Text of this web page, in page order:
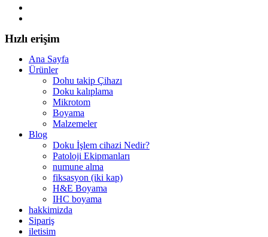
Hızlı erişim
Ana Sayfa
Ürünler
Dohu takip Çihazı
Doku kalıplama
Mikrotom
Boyama
Malzemeler
Blog
Doku İşlem cihazi Nedir?
Patoloji Ekipmanları
numune alma
fiksasyon (iki kap)
H&E Boyama
IHC boyama
hakkimizda
Sipariş
iletisim